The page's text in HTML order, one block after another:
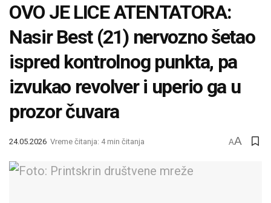
OVO JE LICE ATENTATORA:
Nasir Best (21) nervozno šetao
ispred kontrolnog punkta, pa
izvukao revolver i uperio ga u
prozor čuvara
24.05.2026 Vreme čitanja: 4 min čitanja AA